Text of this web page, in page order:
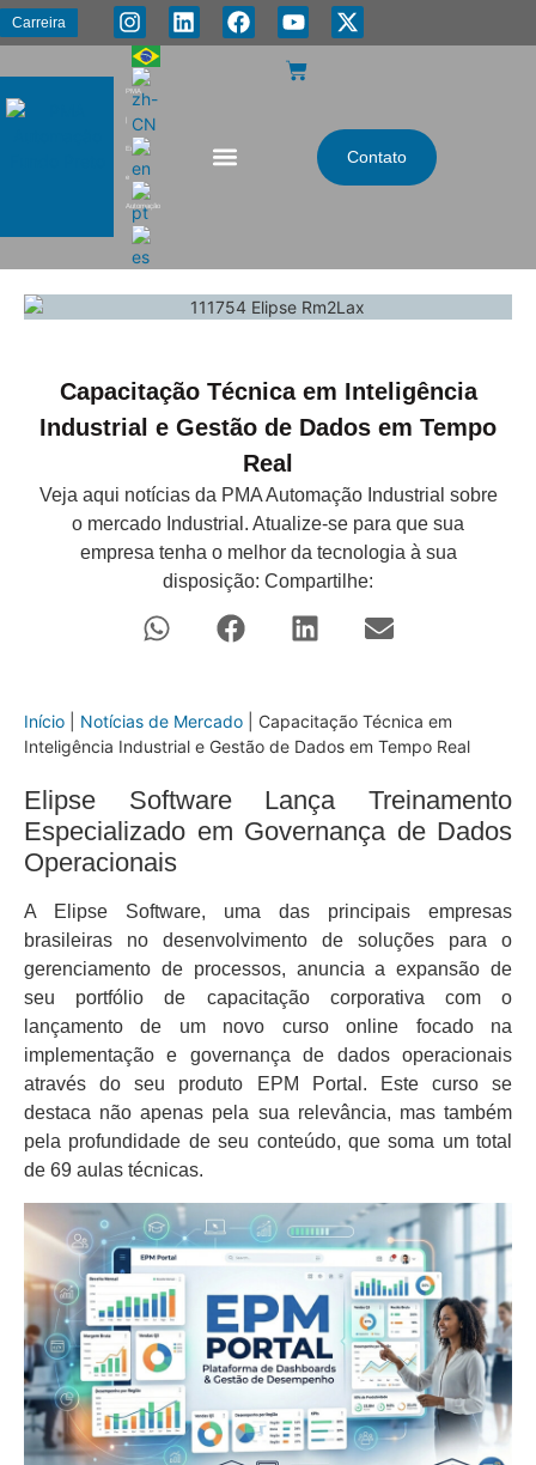
Carreira
PMA
Energia
e
Automação
Contato
Capacitação Técnica em Inteligência
Industrial e Gestão de Dados em Tempo
Real
Veja aqui notícias da PMA Automação Industrial sobre
o mercado Industrial. Atualize-se para que sua
empresa tenha o melhor da tecnologia à sua
disposição: Compartilhe:
Início Notícias de Mercado
Capacitação Técnica em
Inteligência Industrial e Gestão de Dados em Tempo Real
Elipse Software Lança Treinamento
Especializado em Governança de Dados
Operacionais
A Elipse Software, uma das principais empresas
brasileiras no desenvolvimento de soluções para o
gerenciamento de processos, anuncia a expansão de
seu portfólio de capacitação corporativa com o
lançamento de um novo curso online focado na
implementação e governança de dados operacionais
através do seu produto EPM Portal. Este curso se
destaca não apenas pela sua relevância, mas também
pela profundidade de seu conteúdo, que soma um total
de 69 aulas técnicas.